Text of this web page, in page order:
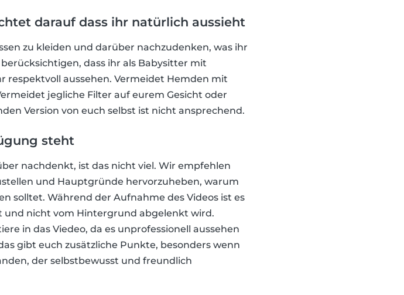
darauf dass ihr natürlich aussieht
zu kleiden und darüber nachzudenken, was ihr
dass ihr als Babysitter mit
respektvoll aussehen. Vermeidet Hemden mit
jegliche Filter auf eurem Gesicht oder
Version von euch selbst ist nicht ansprechend.
steht
nachdenkt, ist das nicht viel. Wir empfehlen
und Hauptgründe hervorzuheben, warum
solltet. Während der Aufnahme des Videos ist es
und nicht vom Hintergrund abgelenkt wird.
in das Viedeo, da es unprofessionell aussehen
gibt euch zusätzliche Punkte, besonders wenn
der selbstbewusst und freundlich